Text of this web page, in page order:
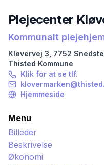
Plejecenter
Kommunalt
Kløvervej 3 7752
Thisted Kommune
Klik for at se tlf.
Hjemmeside
Menu
Billeder
Beskrivelse
Økonomi